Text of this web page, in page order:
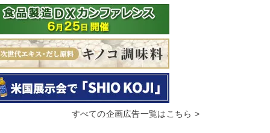
すべての企画広告一覧はこちら >